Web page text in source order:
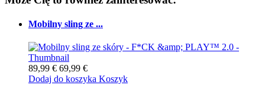
Mobilny sling ze ...
89,99 € 69,99 €
Dodaj do koszyka Koszyk